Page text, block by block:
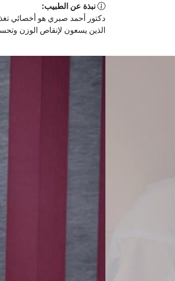
نبذة عن الطبيب:
دكتور أحمد صبري هو أخصائي
الذين يسعون لإنقاص الوزن